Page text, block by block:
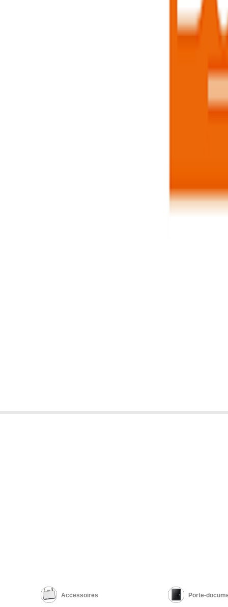
Accessoires Porte-